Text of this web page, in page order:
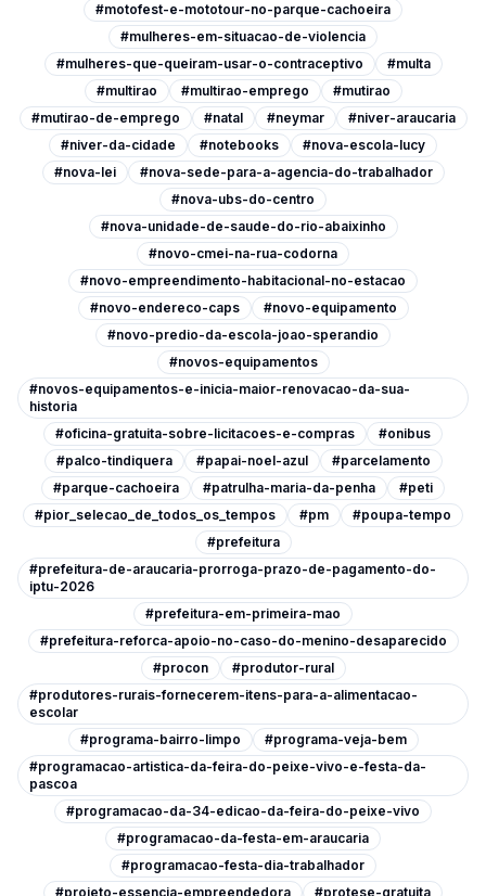
#motofest-e-mototour-no-parque-cachoeira
#mulheres-em-situacao-de-violencia
#mulheres-que-queiram-usar-o-contraceptivo
#multa
#multirao
#multirao-emprego
#mutirao
#mutirao-de-emprego
#natal #neymar
#niver-araucaria
#niver-da-cidade
#notebooks
#nova-escola-lucy
#nova-lei
#nova-sede-para-a-agencia-do-trabalhador
#nova-ubs-do-centro
#nova-unidade-de-saude-do-rio-abaixinho
#novo-cmei-na-rua-codorna
#novo-empreendimento-habitacional-no-estacao
#novo-endereco-caps
#novo-equipamento
#novo-predio-da-escola-joao-sperandio
#novos-equipamentos
#novos-equipamentos-e-inicia-maior-renovacao-da-sua-
historia
#oficina-gratuita-sobre-licitacoes-e-compras
#onibus
#palco-tindiquera
#papai-noel-azul
#parcelamento
#parque-cachoeira
#patrulha-maria-da-penha
#peti
#pior_selecao_de_todos_os_tempos
#pm
#poupa-tempo
#prefeitura
#prefeitura-de-araucaria-prorroga-prazo-de-pagamento-do-
iptu-2026
#prefeitura-em-primeira-mao
#prefeitura-reforca-apoio-no-caso-do-menino-desaparecido
#procon
#produtor-rural
#produtores-rurais-fornecerem-itens-para-a-alimentacao-
escolar
#programa-bairro-limpo
#programa-veja-bem
#programacao-artistica-da-feira-do-peixe-vivo-e-festa-da-
pascoa
#programacao-da-34-edicao-da-feira-do-peixe-vivo
#programacao-da-festa-em-araucaria
#programacao-festa-dia-trabalhador
#projeto-essencia-empreendedora
#protese-gratuita